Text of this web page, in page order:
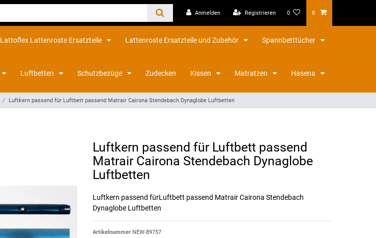
Anmelden Registrieren 0 0
Lattoflex Lattenroste Ersatzteile Lattenroste Ersatzteile und Zubehör Spannbetttücher
Luftbetten Schutzbezüge Zudecken Kissen Matratzen Hasena
Luftkern passend für Luftbett passend Matrair Cairona Stendebach Dynaglobe Luftbetten
Luftkern passend für Luftbett passend
Matrair Cairona Stendebach Dynaglobe
Luftbetten
Luftkern passend fürLuftbett passend Matrair Cairona Stendebach
Dynaglobe Luftbetten
Artikelnummer NEW-89757